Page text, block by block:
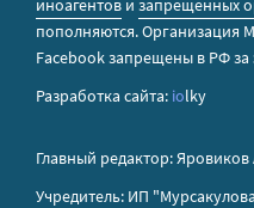
иноагентов и запрещенных
пополняются. Организация
Facebook запрещены в РФ за
Разработка сайта: iolky
Главный редактор:
Учредитель: ИП